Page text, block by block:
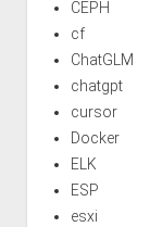
CEPH
cf
ChatGLM
chatgpt
cursor
Docker
ELK
ESP
esxi